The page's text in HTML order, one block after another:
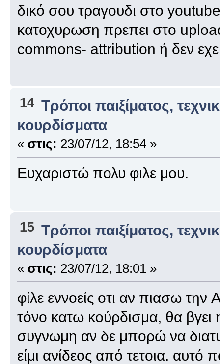
δικό σου τραγουδι στο
κατοχυρωση πρεπει στο
commons- attribution ή δεν
14 Τρόποι παιξίματος,
κουρδίσματα
« στις: 23/07/12, 18:54 »
Ευχαριστώ πολυ φιλε μου.
15 Τρόποι παιξίματος,
κουρδίσματα
« στις: 23/07/12, 18:01 »
φίλε εννοείς οτι αν πιασω
τόνο κατω κούρδισμα, θα βγει
συγνωμη αν δε μπορώ να
είμι ανίδεος από τετοια.